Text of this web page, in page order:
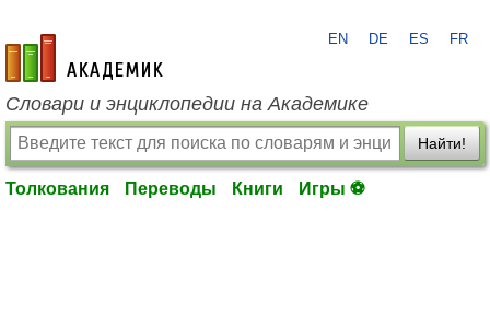
academic.ru
EN DE ES FR
Словари и энциклопедии на Академике
Найти!
Толкования Переводы Книги Игры ⚽